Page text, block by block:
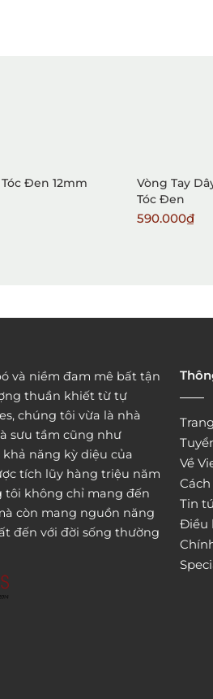
Đen 12mm
Vòng Tay
Tóc Đen
590.000₫
và niềm đam mê bất tận
thuần khiết từ tự
chúng tôi vừa là nhà
sưu tầm cũng như
năng kỳ diệu của
tích lũy hàng triệu năm
tôi không chỉ mang đến
còn mang nguồn năng
đến với đời sống thường
Về
Tin
Điều